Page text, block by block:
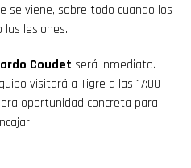
se viene, sobre todo cuando los
lesiones.
Coudet será inmediato.
visitará a Tigre a las 17:00
oportunidad concreta para